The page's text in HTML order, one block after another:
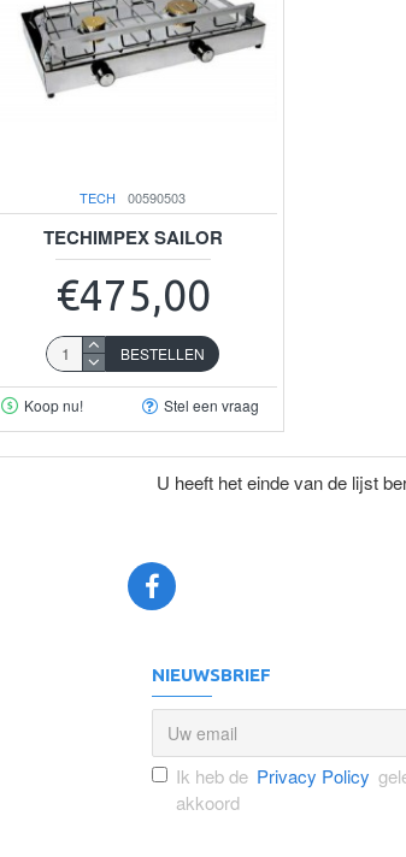
TECH 00590503
TECHIMPEX SAILOR
€475,00
BESTELLEN
Koop nu! Stel een vraag
U heeft het einde van de lijst
NIEUWSBRIEF
Ik heb de Privacy Policy
akkoord